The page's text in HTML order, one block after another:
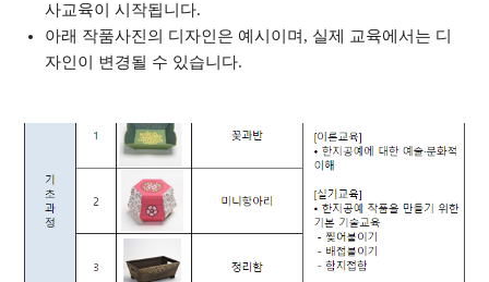
사교육이 시작됩니다.
아래 작품사진의 디자인은 예시이며, 실제 교육에서는 디
자인이 변경될 수 있습니다.